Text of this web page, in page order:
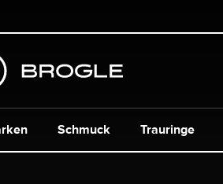
Schmuck Trauringe